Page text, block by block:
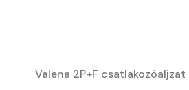
Valena 2P+F